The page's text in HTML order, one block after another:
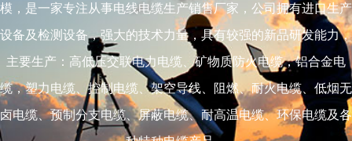
模，是一家专注从事电线电缆生产销售厂家，公司拥有进口生产
设备及检测设备，强大的技术力量，具有较强的新品研发能力，
主要生产：高低压交联电力电缆、矿物质防火电缆，铝合金电
缆，塑力电缆、控制电缆、架空导线、阻燃、耐火电缆、低烟无
卤电缆、预制分支电缆、屏蔽电缆、耐高温电缆、环保电缆及各